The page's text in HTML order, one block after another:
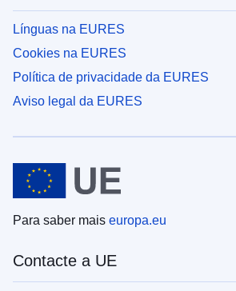
Línguas na EURES
Cookies na EURES
Política de privacidade da EURES
Aviso legal da EURES
Para saber mais europa.eu
Contacte a UE